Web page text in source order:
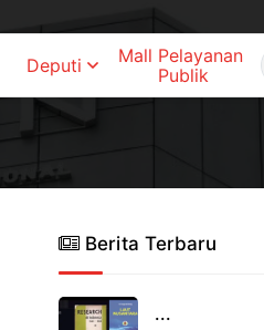
Deputi
Mall Pelayanan
Publik
Berita Terbaru
...